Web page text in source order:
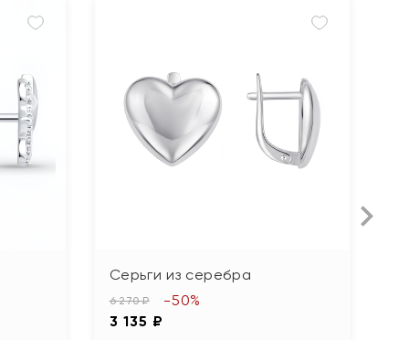
Серьги из серебра
6 270 ₽
3 135 ₽
-50%